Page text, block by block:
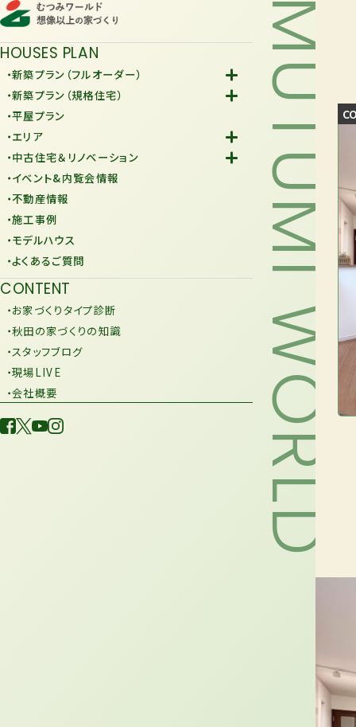
HOUSES PLAN
・新築プラン（フルオーダー）
-Fiore
・新築プラン（規格住宅）
-規格住宅
-KURAFIT
-JiU
・平屋プラン
・エリア
-潟上市
-由利本荘市
・中古住宅＆リノベーション
-中古住宅
-リノベーション
・イベント&内覧会情報
・不動産情報
・施工事例
・モデルハウス
・よくあるご質問
CONTENT
・お家づくりタイプ診断
・秋田の家づくりの知識
・スタッフブログ
・現場LIVE
・会社概要
MUTUMI WORLD